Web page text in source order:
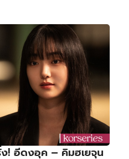
ง! อีดงอุค – คิมฮเยจุน